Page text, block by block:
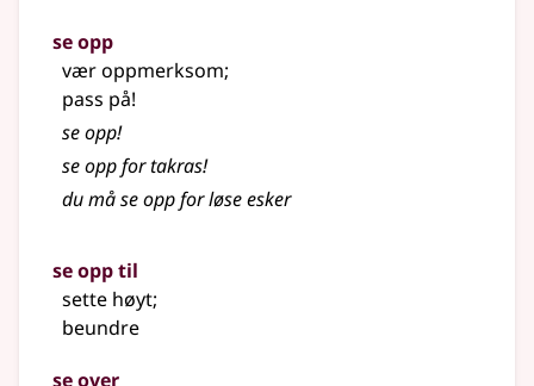
se opp
vær oppmerksom;
pass på!
se opp!
se opp for takras!
du må se opp for løse esker
se opp til
sette høyt;
beundre
se over